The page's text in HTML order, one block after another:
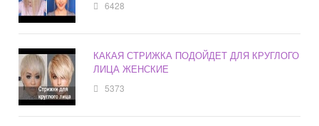
6428
КАКАЯ СТРИЖКА ПОДОЙДЕТ ДЛЯ КРУГЛОГО
ЛИЦА ЖЕНСКИЕ
5373